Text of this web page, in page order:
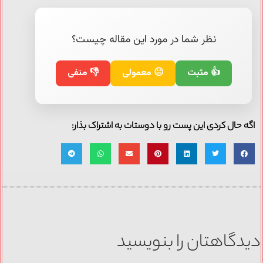
نظر شما در مورد این مقاله چیست؟
👍 مثبت 😐 معمولی 👎 منفی
اگه حال کردی این پست رو با دوستات به اشتراک بذار:
دیدگاهتان را بنویسید